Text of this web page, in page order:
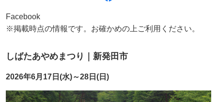
Facebook
※掲載時点の情報です。お確かめの上ご利用ください。
しばたあやめまつり｜新発田市
2026年6月17日(水)～28日(日)